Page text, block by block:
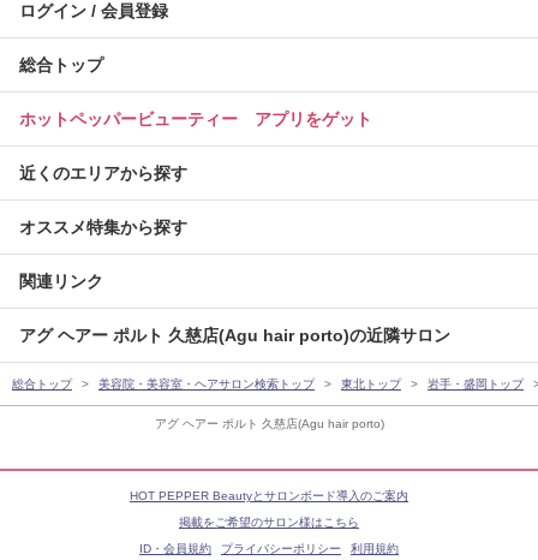
アグ ヘアー ポルト 久慈店(Agu hair porto)
ログイン / 会員登録
総合トップ
ホットペッパービューティー アプリをゲット
近くのエリアから探す
オススメ特集から探す
関連リンク
アグ ヘアー ポルト 久慈店(Agu hair porto)の近隣サロン
総合トップ 美容院・美容室・ヘアサロン検索トップ 東北トップ 岩手・盛岡トップ
HOT PEPPER Beautyとサロンボード導入のご案内
掲載をご希望のサロン様はこちら
ID・会員規約
プライバシーポリシー 利用規約